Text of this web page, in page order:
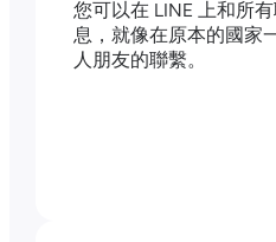
您可以在 LINE 上和所
息，就像在原本的國家
人朋友的聯繫。